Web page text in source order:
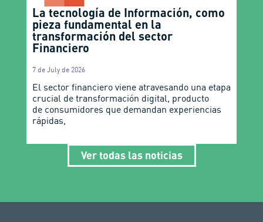
La tecnología de Información, como
pieza fundamental en la
transformación del sector
Financiero
7 de July de 2026
El sector financiero viene atravesando una etapa
crucial de transformación digital, producto
de consumidores que demandan experiencias
rápidas,
Ver todas las noticias